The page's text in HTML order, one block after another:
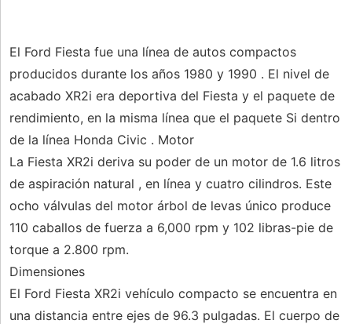
El Ford Fiesta fue una línea de autos compactos
producidos durante los años 1980 y 1990 . El nivel de
acabado XR2i era deportiva del Fiesta y el paquete de
rendimiento, en la misma línea que el paquete Si dentro
de la línea Honda Civic . Motor
La Fiesta XR2i deriva su poder de un motor de 1.6 litros
de aspiración natural , en línea y cuatro cilindros. Este
ocho válvulas del motor árbol de levas único produce
110 caballos de fuerza a 6,000 rpm y 102 libras-pie de
torque a 2.800 rpm.
Dimensiones
El Ford Fiesta XR2i vehículo compacto se encuentra en
una distancia entre ejes de 96.3 pulgadas. El cuerpo de